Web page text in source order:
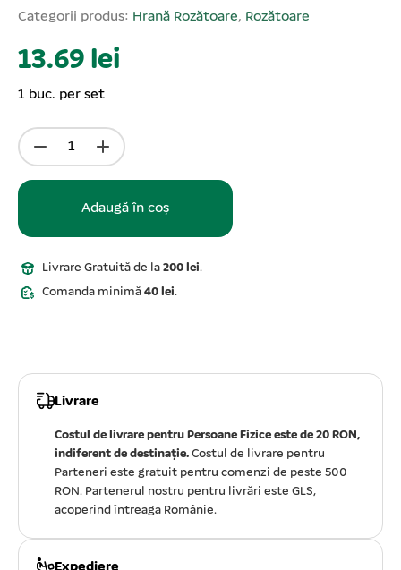
Categorii produs: Hrană Rozătoare, Rozătoare
13.69 lei
1 buc. per set
Adaugă în coș
Livrare Gratuită de la 200 lei.
Comanda minimă 40 lei.
Livrare
Costul de livrare pentru Persoane Fizice este de 20 RON,
indiferent de destinație. Costul de livrare pentru
Parteneri este gratuit pentru comenzi de peste 500
RON. Partenerul nostru pentru livrări este GLS,
acoperind întreaga Românie.